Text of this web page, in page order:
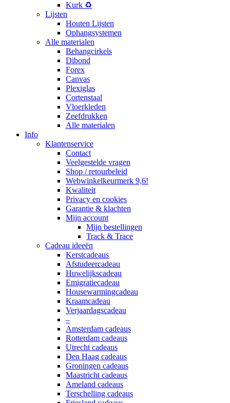
Kurk ♻️
Lijsten
Houten Lijsten
Ophangsystemen
Alle materialen
Behangcirkels
Dibond
Forex
Canvas
Plexiglas
Cortenstaal
Vloerkleden
Zeefdrukken
Alle materialen
Info
Klantenservice
Contact
Veelgestelde vragen
Shop / retourbeleid
Webwinkelkeurmerk 9,6!
Kwaliteit
Privacy en cookies
Garantie & klachten
Mijn account
Mijn bestellingen
Track & Trace
Cadeau ideeën
Kerstcadeaus
Afstudeercadeau
Huwelijkscadeau
Emigratiecadeau
Housewarmingcadeau
Kraamcadeau
Verjaardagscadeau
–
Amsterdam cadeaus
Rotterdam cadeaus
Utrecht cadeaus
Den Haag cadeaus
Groningen cadeaus
Maastricht cadeaus
Ameland cadeaus
Terschelling cadeaus